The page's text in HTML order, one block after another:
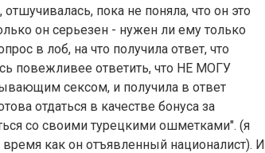
пока не поняла, что он это
он серьезен - нужен ли ему только
в лоб, на что получила ответ, что
повежливее ответить, что НЕ МОГУ
сексом, и получила в ответ
отдаться в качестве бонуса за
со своими турецкими ошметками". (я
как он отъявленный националист). И